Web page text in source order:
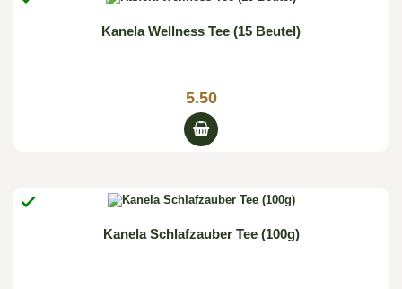
Kanela Wellness Tee (15 Beutel)
5.50

Kanela Schlafzauber Tee (100g)